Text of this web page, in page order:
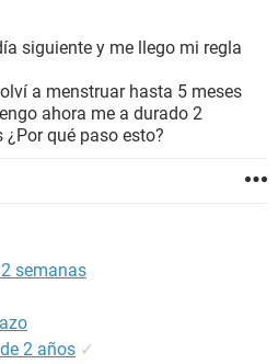
siguiente y me llego mi regla
a menstruar hasta 5 meses
ahora me a durado 2
qué paso esto?
semanas
2 años ✓